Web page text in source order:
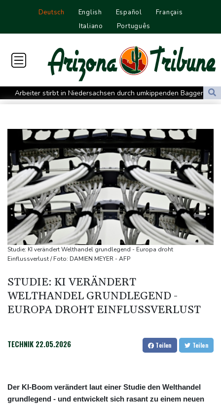
Deutsch English Español
Français
Italiano
Português
Arbeiter stirbt in Niedersachsen durch umkippenden Bagger
Mehr Geld für Bundeswehr und Infrastruktur: Industrie erhält
Bislang fast 12.000 Hitzetote in Deutschland - hohe Sterblichkeit
vor allem im Juni
Arbeiter stribt in Niedersachsen durch umkippenden Bagger
Studie: Klimawandel verdoppelt Wahrscheinlichkeit für
Waldbrände in Kanada
Niedersachsen: Splittergranate aus Zweitem Weltkrieg in
Einfamilienhaus entdeckt
Commerzbank meldet Rekordergebnis - Gespräche mit Unicredit
stehen an
Coup für Köln: Hendrich kehrt in die Bundesliga zurück
Düsseldorf ertappt
"Infanti-No Go": Pressestimmen zum Verbleib des FIFA-Chefs
Studie: KI verändert Welthandel grundlegend - Europa droht
Einflussverlust / Foto: DAMIEN MEYER - AFP
STUDIE: KI VERÄNDERT
WELTHANDEL GRUNDLEGEND -
EUROPA DROHT EINFLUSSVERLUST
TECHNIK 22.05.2026 Teilen Teilen
Der KI-Boom verändert laut einer Studie den Welthandel
grundlegend - und entwickelt sich rasant zu einem neuen